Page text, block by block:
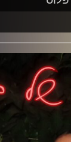
ומה
ומה עושים
יש דבר כזה